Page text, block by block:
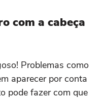
com a cabeça
Problemas como
aparecer por conta
pode fazer com que